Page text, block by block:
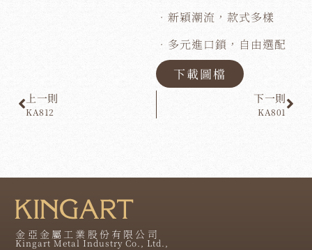
．新穎潮流，款式多樣
．多元進口鎖，自由選配
下載圖檔
上一則
KA812
下一則
KA801
金亞金屬工業股份有限公司
Kingart Metal Industry Co., Ltd.,